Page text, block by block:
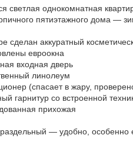
светлая однокомнатная
пятиэтажного дома —
сделан аккуратный
евроокна
входная дверь
линолеум
(спасает в жару,
гарнитур со встроенной
прихожая
— удобно, особенно